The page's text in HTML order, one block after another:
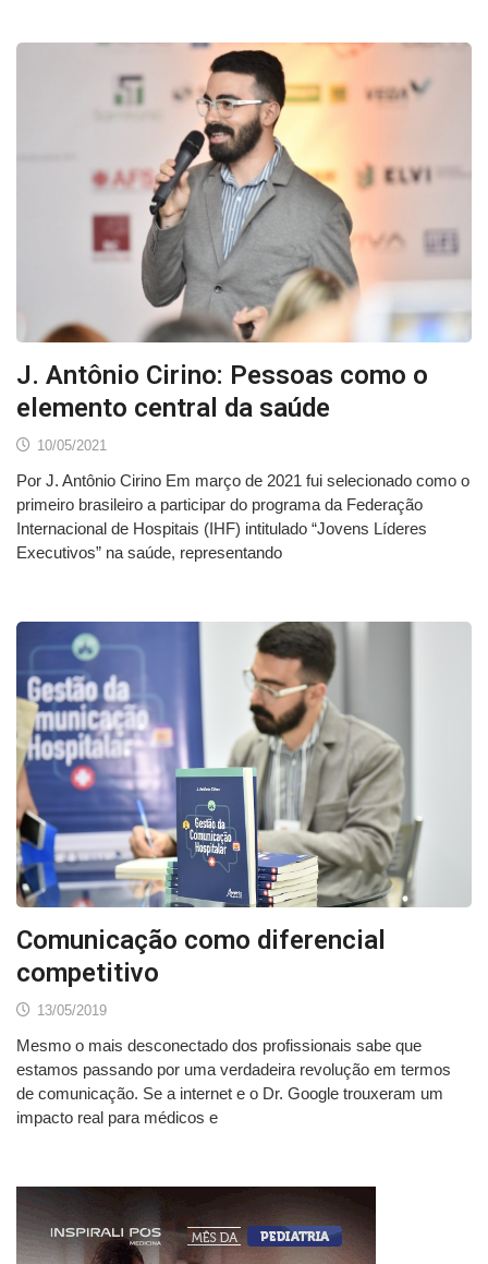
J. Antônio Cirino: Pessoas como o
elemento central da saúde
10/05/2021
Por J. Antônio Cirino Em março de 2021 fui selecionado como o
primeiro brasileiro a participar do programa da Federação
Internacional de Hospitais (IHF) intitulado “Jovens Líderes
Executivos” na saúde, representando
Comunicação como diferencial
competitivo
13/05/2019
Mesmo o mais desconectado dos profissionais sabe que
estamos passando por uma verdadeira revolução em termos
de comunicação. Se a internet e o Dr. Google trouxeram um
impacto real para médicos e